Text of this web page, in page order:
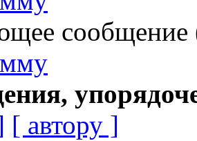
сообщение
[ автору ]